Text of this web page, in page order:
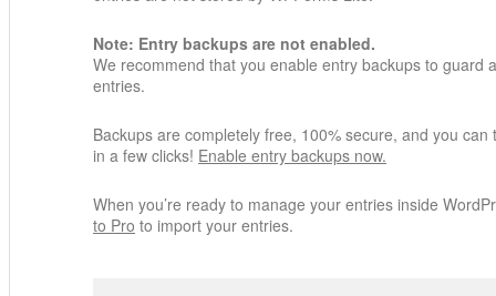
Note: Entry backups are not enabled.
We recommend that you enable entry backups to guard
entries.
Backups are completely free, 100% secure, and you can
in a few clicks! Enable entry backups now.
When you’re ready to manage your entries inside
to Pro to import your entries.